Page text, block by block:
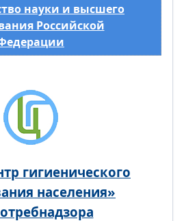
науки и высшего
Российской
гигиенического
населения»